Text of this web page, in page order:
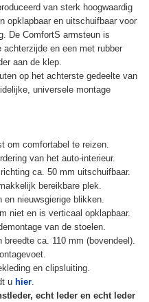
van sterk hoogwaardig
opklapbaar en uitschuifbaar voor
De ComfortS armsteun is
en een met rubber
aan de klep.
op het achterste gedeelte van
universele montage
om comfortabel te reizen.
van het auto-interieur.
ca. 50 mm uitschuifbaar.
bereikbare plek.
nieuwsgierige blikken.
niet en is verticaal opklapbaar.
van de stoelen.
ca. 110 mm (bovendeel).
en clipsluiting.
u hier.
echt leder en echt leder